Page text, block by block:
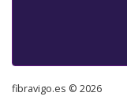
fibravigo.es © 2026